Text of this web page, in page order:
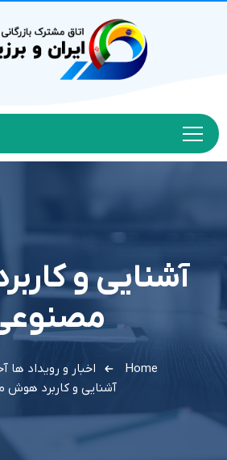
آشنایی و
Home اخبار و رویداد ها
آشنایی و کاربرد هوش